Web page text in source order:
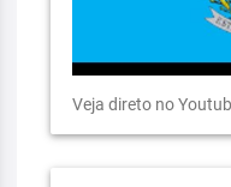
Veja direto no